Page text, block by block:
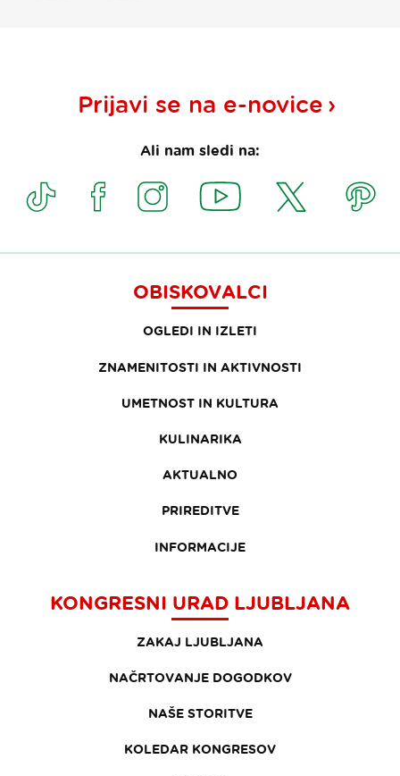
Prijavi se na e-novice
Ali nam sledi na:
OBISKOVALCI
OGLEDI IN IZLETI
ZNAMENITOSTI IN AKTIVNOSTI
UMETNOST IN KULTURA
KULINARIKA
AKTUALNO
PRIREDITVE
INFORMACIJE
KONGRESNI URAD LJUBLJANA
ZAKAJ LJUBLJANA
NAČRTOVANJE DOGODKOV
NAŠE STORITVE
KOLEDAR KONGRESOV